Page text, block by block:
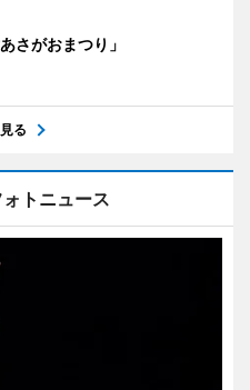
さがおまつり」
る
トニュース